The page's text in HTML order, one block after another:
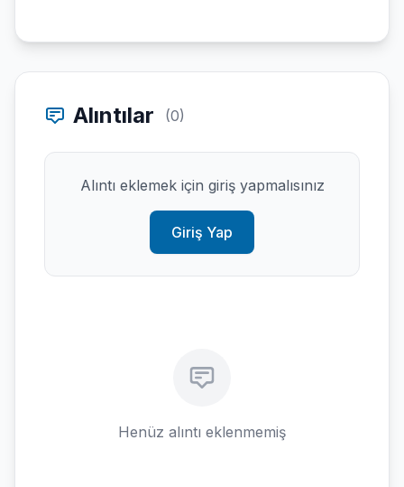
Alıntılar (0)
Alıntı eklemek için giriş yapmalısınız
Giriş Yap
Henüz alıntı eklenmemiş